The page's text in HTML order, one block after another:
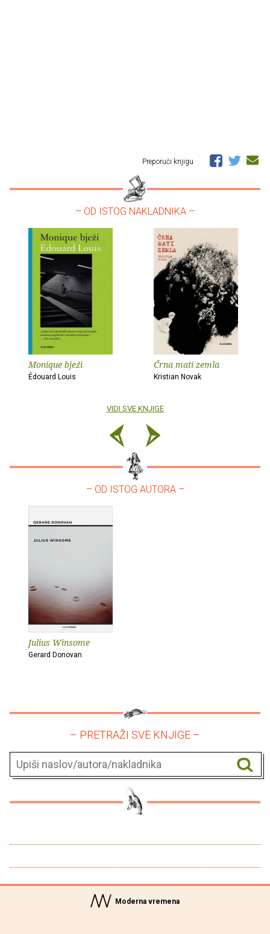
Preporuči knjigu
– OD ISTOG NAKLADNIKA –
Monique bježi
Édouard Louis
Črna mati zemla
Kristian Novak
VIDI SVE KNJIGE
– OD ISTOG AUTORA –
Julius Winsome
Gerard Donovan
– PRETRAŽI SVE KNJIGE –
Moderna vremena